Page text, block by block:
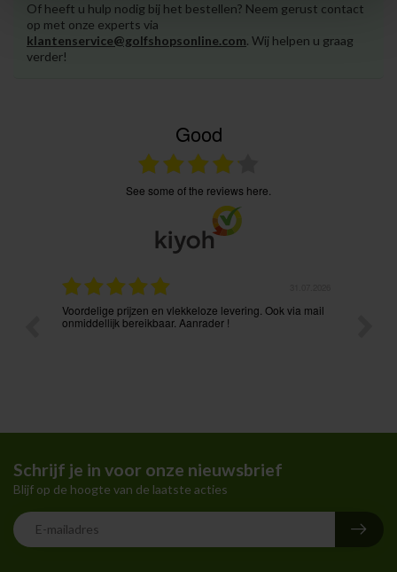
Of heeft u hulp nodig bij het bestellen? Neem gerust contact
op met onze experts via
klantenservice@golfshopsonline.com. Wij helpen u graag
verder!
Good
see some of the reviews here.
Voordelige prijzen en vlekkeloze levering. Ook via mail
onmiddellijk bereikbaar. Aanrader !
Schrijf je in voor onze nieuwsbrief
Blijf op de hoogte van de laatste acties